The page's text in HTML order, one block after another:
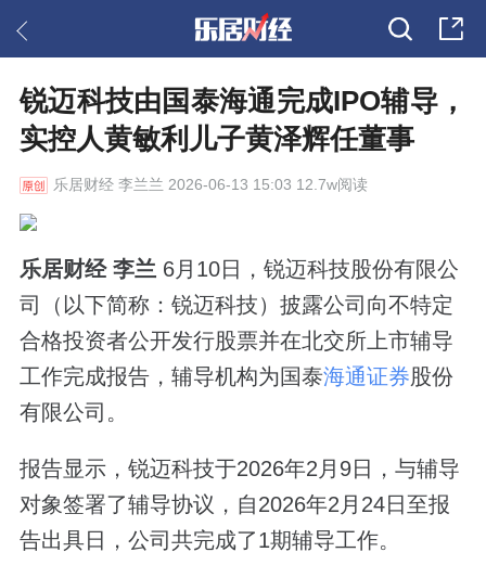
锐迈科技由国泰海通完成IPO辅导，
实控人黄敏利儿子黄泽辉任董事
乐居财经李兰兰 2026-06-13 15:03 12.7w阅读
乐居财经 李兰 6月10日，锐迈科技股份有限公
司（以下简称：锐迈科技）披露公司向不特定
合格投资者公开发行股票并在北交所上市辅导
工作完成报告，辅导机构为国泰海通证券股份
有限公司。
报告显示，锐迈科技于2026年2月9日，与辅导
对象签署了辅导协议，自2026年2月24日至报
告出具日，公司共完成了1期辅导工作。